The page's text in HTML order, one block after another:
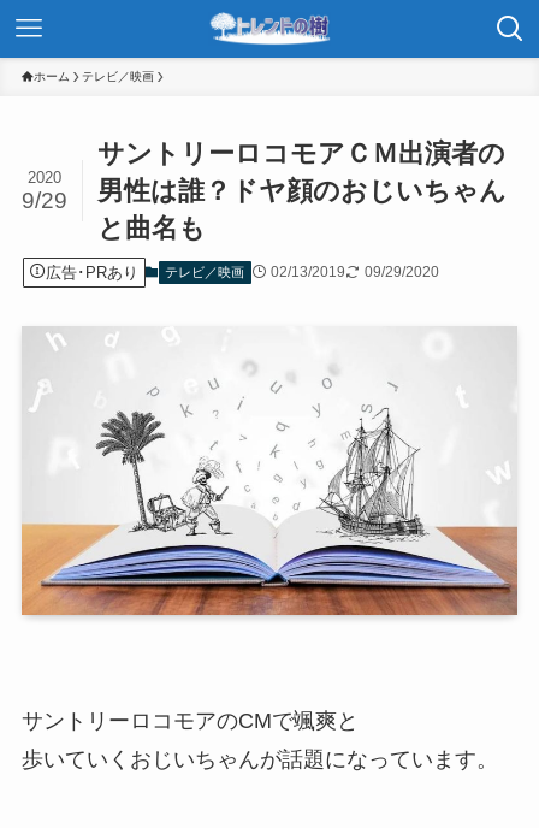
ホーム テレビ／映画
サントリーロコモアＣＭ出演者の
男性は誰？ドヤ顔のおじいちゃん
と曲名も
2020
9/29
広告･PRあり テレビ／映画 02/13/2019 09/29/2020
サントリーロコモアのCMで颯爽と
歩いていくおじいちゃんが話題になっています。